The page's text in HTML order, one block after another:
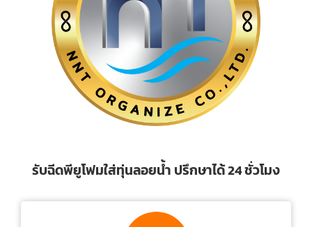
รับฉีดพียูโฟมใส่ทุ่นลอยน้ำ ปรึกษาได้ 24 ชั่วโมง